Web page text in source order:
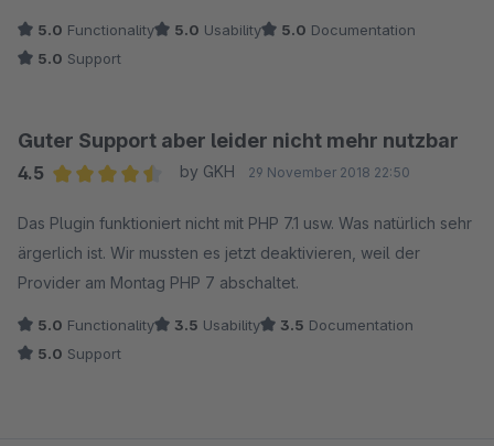
5.0 Functionality 5.0 Usability 5.0 Documentation
5.0 Support
Guter Support aber leider nicht mehr nutzbar
4.5
by GKH 29 November 2018 22:50
Das Plugin funktioniert nicht mit PHP 7.1 usw. Was natürlich sehr
ärgerlich ist. Wir mussten es jetzt deaktivieren, weil der
Provider am Montag PHP 7 abschaltet.
5.0 Functionality 3.5 Usability 3.5 Documentation
5.0 Support